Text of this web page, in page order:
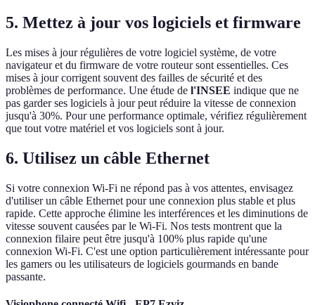
5. Mettez à jour vos logiciels et firmware
Les mises à jour régulières de votre logiciel système, de votre
navigateur et du firmware de votre routeur sont essentielles. Ces
mises à jour corrigent souvent des failles de sécurité et des
problèmes de performance. Une étude de l'INSEE indique que ne
pas garder ses logiciels à jour peut réduire la vitesse de connexion
jusqu'à 30%. Pour une performance optimale, vérifiez régulièrement
que tout votre matériel et vos logiciels sont à jour.
6. Utilisez un câble Ethernet
Si votre connexion Wi-Fi ne répond pas à vos attentes, envisagez
d'utiliser un câble Ethernet pour une connexion plus stable et plus
rapide. Cette approche élimine les interférences et les diminutions de
vitesse souvent causées par le Wi-Fi. Nos tests montrent que la
connexion filaire peut être jusqu'à 100% plus rapide qu'une
connexion Wi-Fi. C'est une option particulièrement intéressante pour
les gamers ou les utilisateurs de logiciels gourmands en bande
passante.